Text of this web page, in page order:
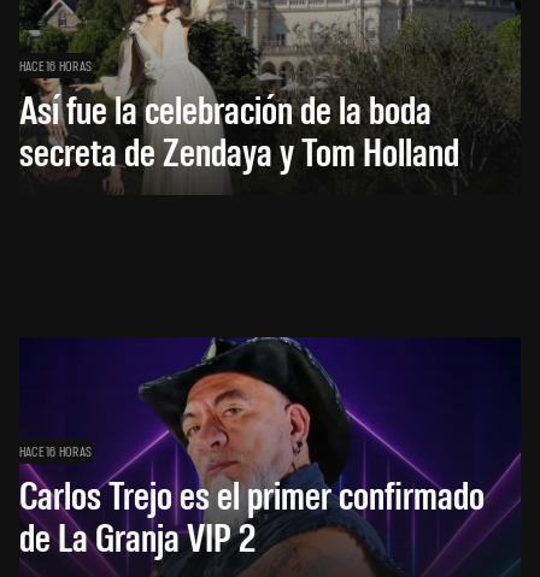
HACE 16 HORAS
Así fue la celebración de la boda
secreta de Zendaya y Tom Holland
HACE 16 HORAS
Carlos Trejo es el primer confirmado
de La Granja VIP 2